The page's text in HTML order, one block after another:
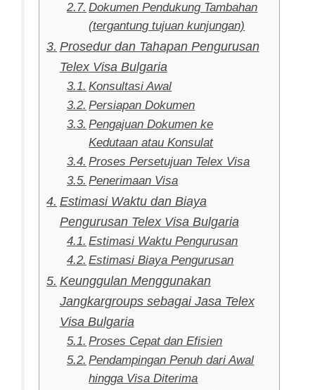
Dokumen Pendukung Tambahan
(tergantung tujuan kunjungan)
Prosedur dan Tahapan Pengurusan
Telex Visa Bulgaria
Konsultasi Awal
Persiapan Dokumen
Pengajuan Dokumen ke
Kedutaan atau Konsulat
Proses Persetujuan Telex Visa
Penerimaan Visa
Estimasi Waktu dan Biaya
Pengurusan Telex Visa Bulgaria
Estimasi Waktu Pengurusan
Estimasi Biaya Pengurusan
Keunggulan Menggunakan
Jangkargroups sebagai Jasa Telex
Visa Bulgaria
Proses Cepat dan Efisien
Pendampingan Penuh dari Awal
hingga Visa Diterima